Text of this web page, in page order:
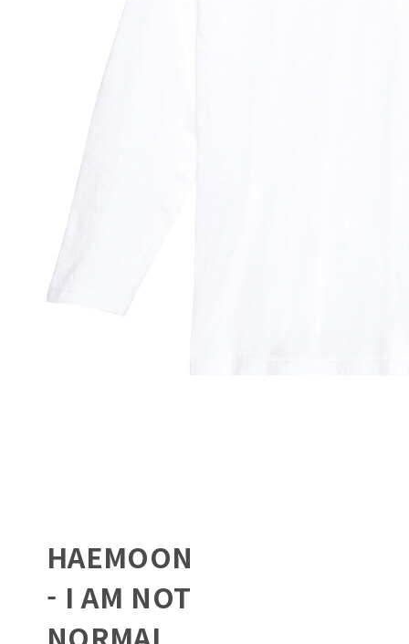
HAEMOON
- I AM NOT